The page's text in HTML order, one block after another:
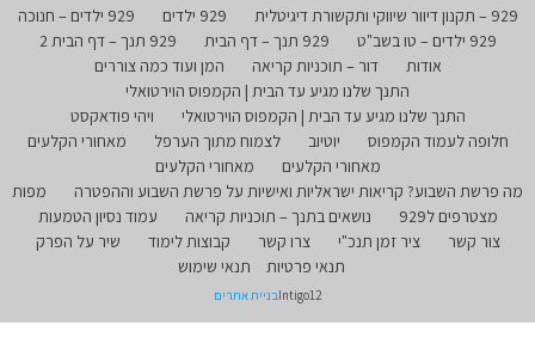
929 – תקנון דיוור שיווקי ותקשורת דיגיטלית 929 ילדים
929 ילדים – חנוכה
929 ילדים – טו בשב"ט
929 תנך – דף הבית
929 תנך – דף הבית 2
אודות
דור – תוכניות קריאה
המן ועוד כמה צוררים
התנך שלנו מגיע עד הבית | הקמפוס הוירטואלי
התנך שלנו מגיע עד הבית | הקמפוס הוירטואלי
ויהי פודאקסט
חלופה לעמוד הקמפוס
יוטיוב לצמוח מתוך הערפל
מאחורי הקלעים
מאחורי הקלעים
מאחורי הקלעים
מה פרשת השבוע? קריאות ישראליות ואישיות על פרשת השבוע וההפטרה
מפות
מצטרפים ל929
נושאים בתנך – תוכניות קריאה
עמוד נסיון הטמעות
צור קשר
ציר זמן תנכ"י צרו קשר קבוצות לימוד
שיר על הפרק
תנאי פרטיות
תנאי שימוש
Intigo12בניית אתרים